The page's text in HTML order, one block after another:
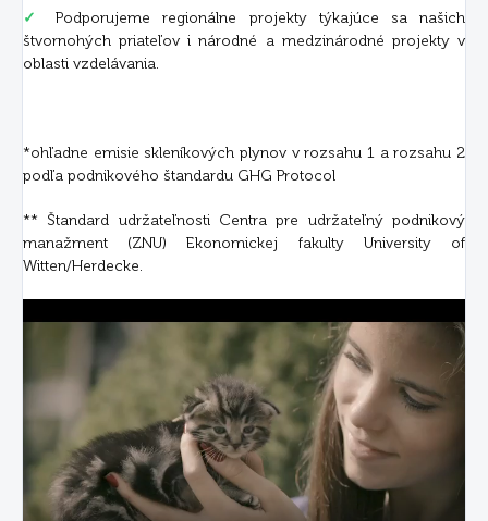
✓
Podporujeme regionálne projekty týkajúce sa našich
štvornohých priateľov i národné a medzinárodné projekty v
oblasti vzdelávania.
*ohľadne emisie skleníkových plynov v rozsahu 1 a rozsahu 2
podľa podnikového štandardu GHG Protocol
** Štandard udržateľnosti Centra pre udržateľný podnikový
manažment (ZNU) Ekonomickej fakulty University of
Witten/Herdecke.